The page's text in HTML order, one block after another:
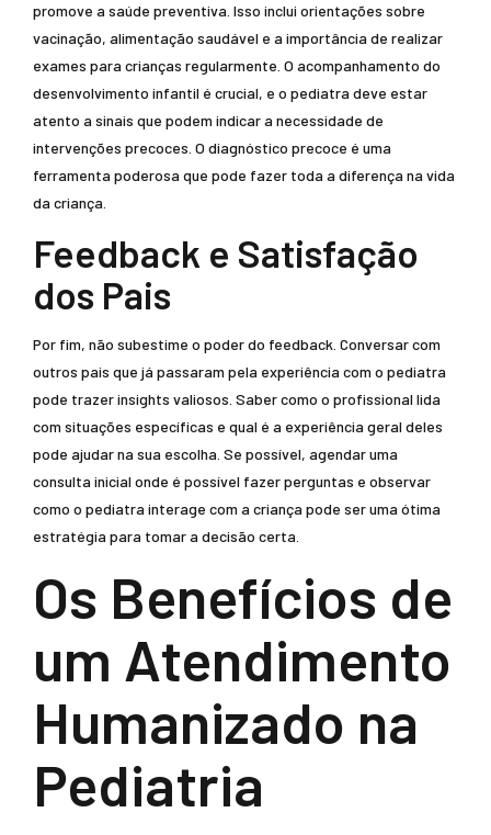
promove a saúde preventiva. Isso inclui orientações sobre
vacinação, alimentação saudável e a importância de realizar
exames para crianças regularmente. O acompanhamento do
desenvolvimento infantil é crucial, e o pediatra deve estar
atento a sinais que podem indicar a necessidade de
intervenções precoces. O diagnóstico precoce é uma
ferramenta poderosa que pode fazer toda a diferença na vida
da criança.
Feedback e Satisfação
dos Pais
Por fim, não subestime o poder do feedback. Conversar com
outros pais que já passaram pela experiência com o pediatra
pode trazer insights valiosos. Saber como o profissional lida
com situações específicas e qual é a experiência geral deles
pode ajudar na sua escolha. Se possível, agendar uma
consulta inicial onde é possível fazer perguntas e observar
como o pediatra interage com a criança pode ser uma ótima
estratégia para tomar a decisão certa.
Os Benefícios de
um Atendimento
Humanizado na
Pediatria